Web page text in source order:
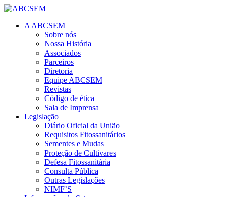
A ABCSEM
Sobre nós
Nossa História
Associados
Parceiros
Diretoria
Equipe ABCSEM
Revistas
Código de ética
Sala de Imprensa
Legislação
Diário Oficial da União
Requisitos Fitossanitários
Sementes e Mudas
Proteção de Cultivares
Defesa Fitossanitária
Consulta Pública
Outras Legislações
NIMF’S